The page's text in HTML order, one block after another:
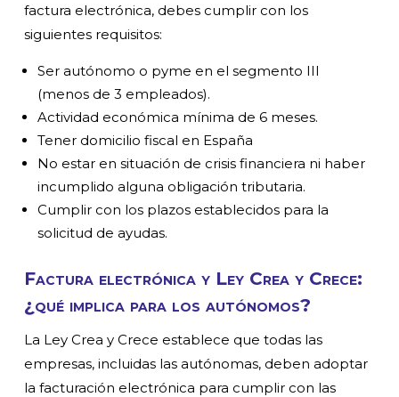
factura electrónica, debes cumplir con los
siguientes requisitos:
Ser autónomo o pyme en el segmento III
(menos de 3 empleados).
Actividad económica mínima de 6 meses.
Tener domicilio fiscal en España
No estar en situación de crisis financiera ni haber
incumplido alguna obligación tributaria.
Cumplir con los plazos establecidos para la
solicitud de ayudas.
Factura electrónica y Ley Crea y Crece:
¿qué implica para los autónomos?
La Ley Crea y Crece establece que todas las
empresas, incluidas las autónomas, deben adoptar
la facturación electrónica para cumplir con las